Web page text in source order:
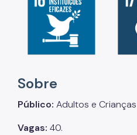
Sobre
Público: Adultos e Crianças
Vagas: 40.